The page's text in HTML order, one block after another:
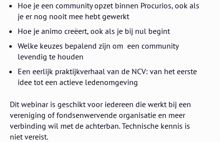
Hoe je een community opzet binnen Procurios, ook als
je er nog nooit mee hebt gewerkt
Hoe je animo creëert, ook als je bij nul begint
Welke keuzes bepalend zijn om een community
levendig te houden
Een eerlijk praktijkverhaal van de NCV: van het eerste
idee tot een actieve ledenomgeving
Dit webinar is geschikt voor iedereen die werkt bij een
vereniging of fondsenwervende organisatie en meer
verbinding wil met de achterban. Technische kennis is
niet vereist.